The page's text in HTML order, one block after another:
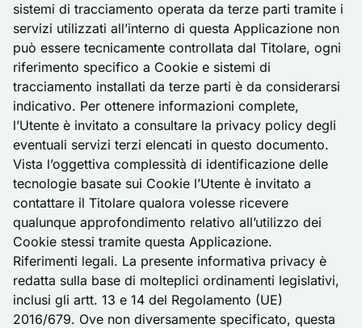
sistemi di tracciamento operata da terze parti tramite i
servizi utilizzati all’interno di questa Applicazione non
può essere tecnicamente controllata dal Titolare, ogni
riferimento specifico a Cookie e sistemi di
tracciamento installati da terze parti è da considerarsi
indicativo. Per ottenere informazioni complete,
l’Utente è invitato a consultare la privacy policy degli
eventuali servizi terzi elencati in questo documento.
Vista l’oggettiva complessità di identificazione delle
tecnologie basate sui Cookie l’Utente è invitato a
contattare il Titolare qualora volesse ricevere
qualunque approfondimento relativo all’utilizzo dei
Cookie stessi tramite questa Applicazione.
Riferimenti legali. La presente informativa privacy è
redatta sulla base di molteplici ordinamenti legislativi,
inclusi gli artt. 13 e 14 del Regolamento (UE)
2016/679. Ove non diversamente specificato, questa